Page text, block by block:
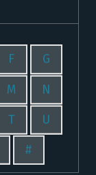
F G
M N
T U
#